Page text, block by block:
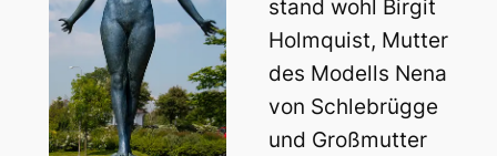
stand wohl Birgit
Holmquist, Mutter
des Modells Nena
von Schlebrügge
und Großmutter